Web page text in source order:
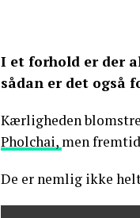
I et forhold er der
sådan er det også
Kærligheden
Pholchai, men
De er nemlig ikke